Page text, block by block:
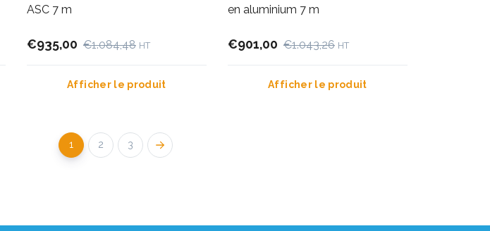
ASC 7 m
€935,00 €1.084,48 HT
Afficher le produit
en aluminium 7 m
€901,00 €1.043,26 HT
Afficher le produit
1 2 3